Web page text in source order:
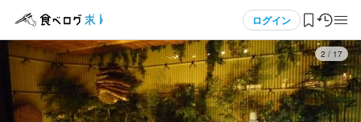
ログイン
ログイン・無料会員登録
3 / 17
正社員 郷土料理居酒屋 おいどん 不動前店
ホールスタッフ・サービススタッフ
応募画面へ進む
正社員 郷土料理居酒屋 おいどん 不動前店
調理師・調理スタッフ
応募画面へ進む
アルバイト・パート 郷土料理居酒屋 おいどん 不動前店
調理師・調理スタッフ
応募画面へ進む